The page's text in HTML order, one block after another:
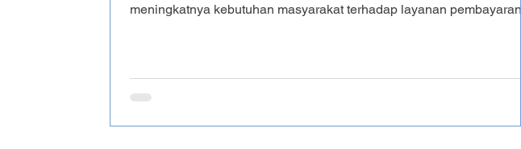
meningkatnya kebutuhan masyarakat terhadap layanan pembayaran
secara otomatis sesuai nominal transak